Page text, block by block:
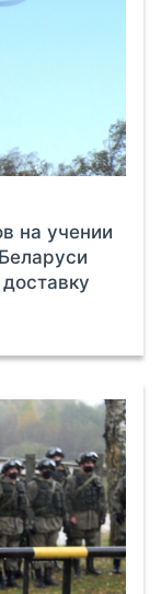
на учении